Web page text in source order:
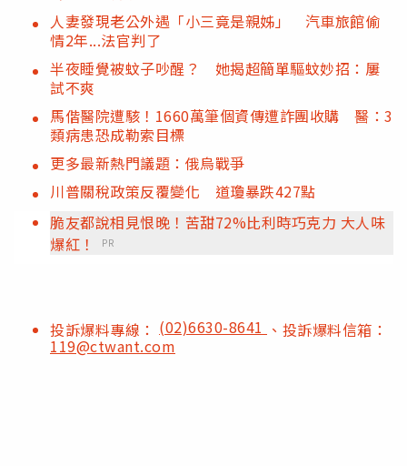
人妻發現老公外遇「小三竟是親姊」 汽車旅館偷
情2年...法官判了
半夜睡覺被蚊子吵醒？ 她揭超簡單驅蚊妙招：屢
試不爽
馬偕醫院遭駭！1660萬筆個資傳遭詐團收購 醫：3
類病患恐成勒索目標
更多最新熱門議題：俄烏戰爭
川普關稅政策反覆變化 道瓊暴跌427點
脆友都說相見恨晚！苦甜72%比利時巧克力 大人味
爆紅！
PR
投訴爆料專線： (02)6630-8641 、投訴爆料信箱：
119@ctwant.com